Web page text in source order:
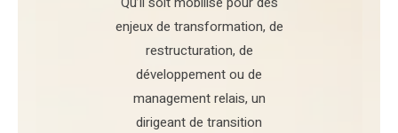
enjeux de transformation, de
restructuration, de
développementou de
management relais, un
dirigeant de transition